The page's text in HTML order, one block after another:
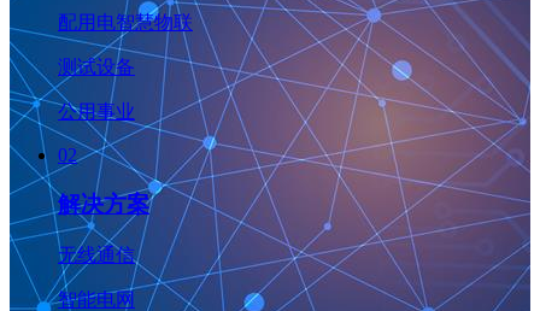
配用电智慧物联
测试设备
公用事业
02
解决方案
无线通信
智能电网